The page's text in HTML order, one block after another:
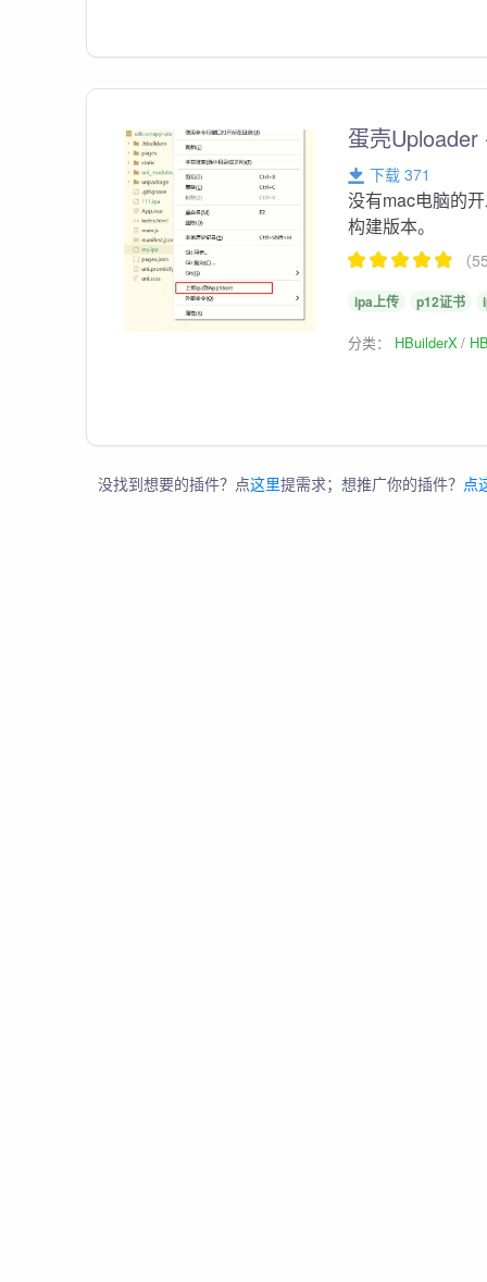
蛋壳
下载 371
没有mac电脑的
构建版本。
（
ipa上传 p12证书
分类： HBuilderX
没找到想要的插件？点这里提需求；想推广你的插件？ 点